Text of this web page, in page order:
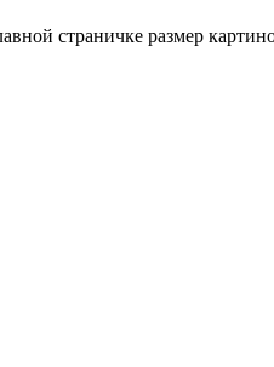
страничке размер